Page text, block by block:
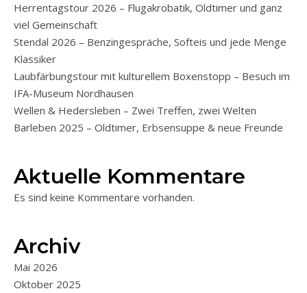
Herrentagstour 2026 – Flugakrobatik, Oldtimer und ganz
viel Gemeinschaft
Stendal 2026 – Benzingespräche, Softeis und jede Menge
Klassiker
Laubfärbungstour mit kulturellem Boxenstopp – Besuch im
IFA-Museum Nordhausen
Wellen & Hedersleben – Zwei Treffen, zwei Welten
Barleben 2025 – Oldtimer, Erbsensuppe & neue Freunde
Aktuelle Kommentare
Es sind keine Kommentare vorhanden.
Archiv
Mai 2026
Oktober 2025